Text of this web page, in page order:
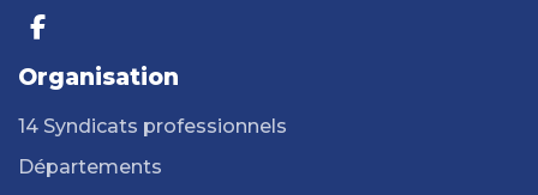
Organisation
14 Syndicats professionnels
Départements